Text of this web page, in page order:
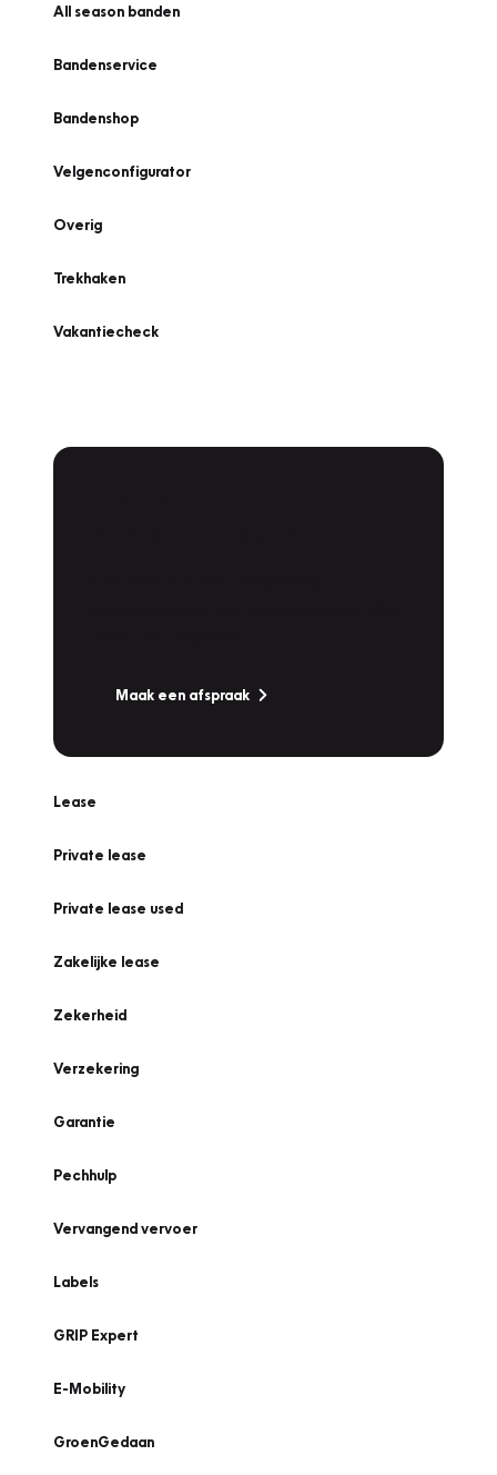
All season banden
Bandenservice
Bandenshop
Velgenconfigurator
Overig
Trekhaken
Vakantiecheck
Maak een afspraak
Lease
Private lease
Private lease used
Zakelijke lease
Zekerheid
Verzekering
Garantie
Pechhulp
Vervangend vervoer
Labels
GRIP Expert
E-Mobility
GroenGedaan